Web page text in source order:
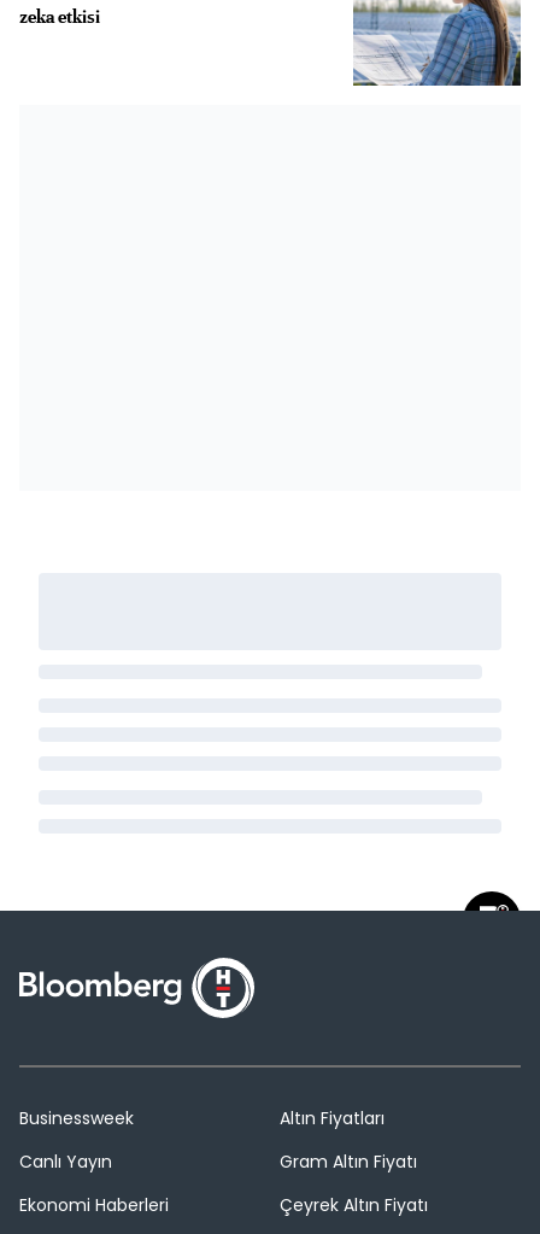
zeka etkisi
Businessweek
Canlı Yayın
Ekonomi Haberleri
Altın Fiyatları
Gram Altın Fiyatı
Çeyrek Altın Fiyatı